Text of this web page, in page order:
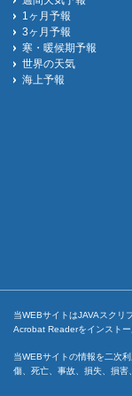
1ヶ月予報
3ヶ月予報
寒・暖候期予報
世界の天気
海上予報
当WEBサイトはJAVAスク
Acrobat Readerをインストー
当WEBサイトの情報を二次
傷、死亡、事故、損失、損